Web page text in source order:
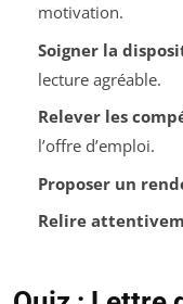
motivation.
Soigner la
lecture agréable.
Relever les
l’offre d’emploi.
Proposer un
Relire